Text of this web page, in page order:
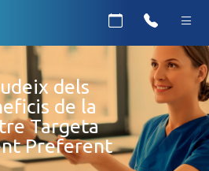
dels
de la
Targeta
Preferent